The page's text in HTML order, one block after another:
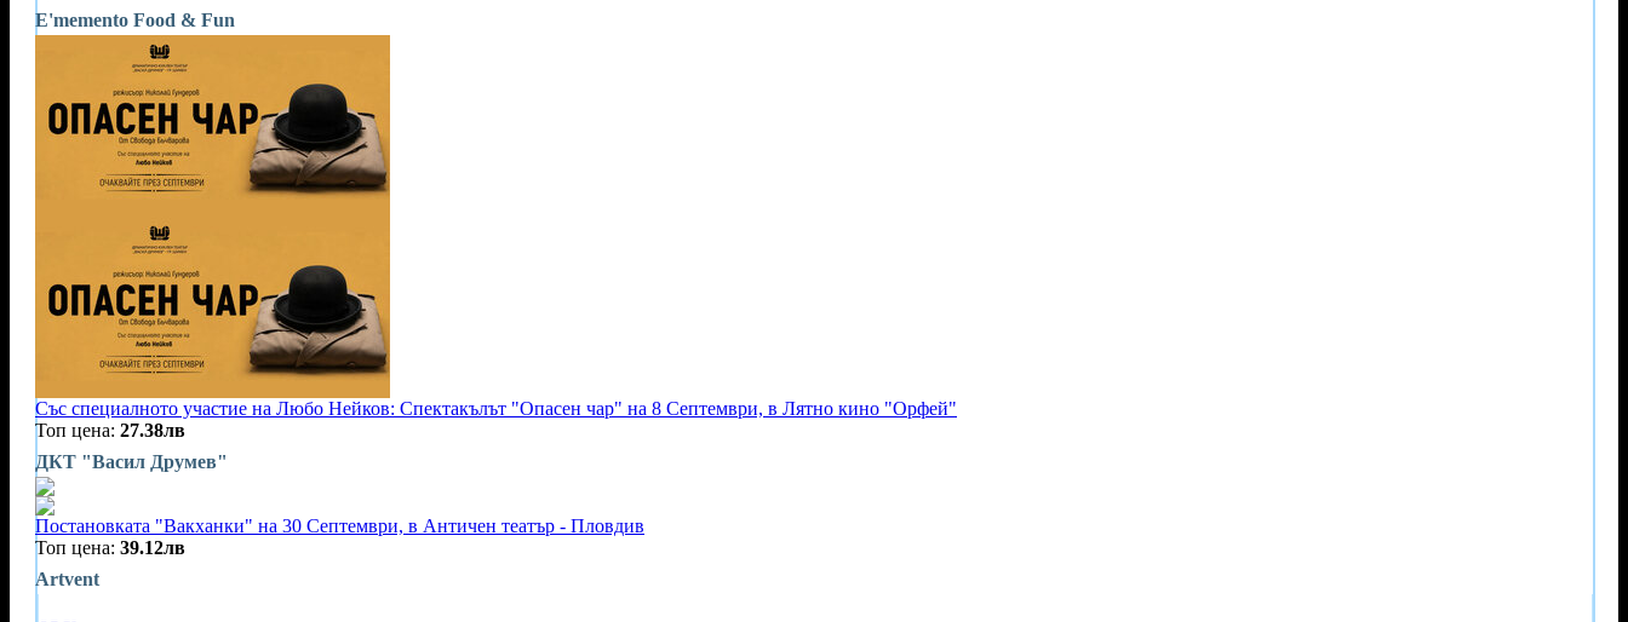
E'memento Food & Fun
Със специалното участие на Любо Нейков: Спектакълът "Опасен чар" на 8 Септември, в Лятно кино "Орфей"
Топ цена: 27.38лв
ДКТ "Васил Друмев"
Постановката "Вакханки" на 30 Септември, в Античен театър - Пловдив
Топ цена: 39.12лв
Artvent